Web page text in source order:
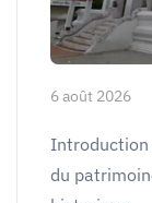
6 août 2026
Introduction
du